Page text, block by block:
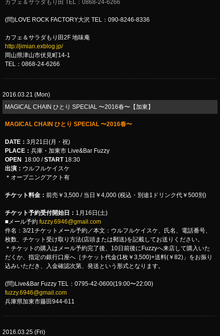
カフェ＆サラダもり田 TEL：0868-24-6266
(問)LOVE ROCK FACTORY大沢 TEL：090-8246-8336
カフェ＆サラダもり田2F 地味庵
http://jimian.exblog.jp/
岡山県津山市伏見町14-1
TEL：0868-24-6266
2016.03.21 (Mon)
MAGICAL CHAIN ひとり SPECIAL 〜2016春〜【加東】
MAGICAL CHAIN ひとり SPECIAL 〜2016春〜
DATE： 3月21日(月・祝)
PLACE： 兵庫・加東市 Live&Bar Fuzzy
OPEN
18:00 /START18:30
出演： ウルフルケイスケ
＊オープニングアクト有
チケット料金： 前売￥3,500 / 当日￥4,000 (税込・別途1ドリンク代￥500別)
チケット予約受付開始日： 1月16日(土)
■メール予約 fuzzy.6946@gmail.com
件名：3/21チケットメール予約／本文：ウルフルケイスケ、氏名、電話番号、
枚数、チケット受け取り方法(店頭または郵送)を記載してお送りください。
＊チケットの購入はメール予約完了後、10日前後にFuzzyへ来店して購入いた
だくか、指定の銀行口座へ［チケット代金(1枚￥3,500)+送料(￥82)」をお振り
込みいただき、入金確認次第、発送という形式となります。
(問)Live&Bar Fuzzy TEL：0795-42-0600(19:00〜22:00)
fuzzy.6946@gmail.com
兵庫県加東市藤田944-611
2016.03.25 (Fri)